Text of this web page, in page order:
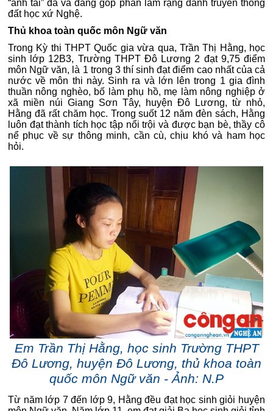
“anh tài” đã và đang góp phần làm rạng danh truyền thống
đất học xứ Nghệ.
Thủ khoa toàn quốc môn Ngữ văn
Trong Kỳ thi THPT Quốc gia vừa qua, Trần Thị Hằng, học
sinh lớp 12B3, Trường THPT Đô Lương 2 đạt 9,75 điểm
môn Ngữ văn, là 1 trong 3 thí sinh đạt điểm cao nhất của cả
nước về môn thi này. Sinh ra và lớn lên trong 1 gia đình
thuần nông nghèo, bố làm phụ hồ, mẹ làm nông nghiệp ở
xã miền núi Giang Sơn Tây, huyện Đô Lương, từ nhỏ,
Hằng đã rất chăm học. Trong suốt 12 năm đèn sách, Hằng
luôn đạt thành tích học tập nổi trội và được bạn bè, thầy cô
nể phục về sự thông minh, cần cù, chịu khó và ham học
hỏi.
Em Trần Thị Hằng, học sinh Trường THPT
Đô Lương, huyện Đô Lương, thủ khoa toàn
quốc môn Ngữ văn - Ảnh: N.P
Từ năm lớp 7 đến lớp 9, Hằng đều đạt học sinh giỏi huyện